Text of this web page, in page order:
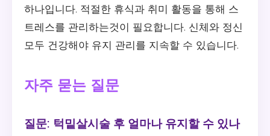
하나입니다. 적절한 휴식과 취미 활동을 통해 스
트레스를 관리하는것이 필요합니다. 신체와 정신
모두 건강해야 유지 관리를 지속할 수 있습니다.
자주 묻는 질문
질문: 턱밑살시술 후 얼마나 유지할 수 있나